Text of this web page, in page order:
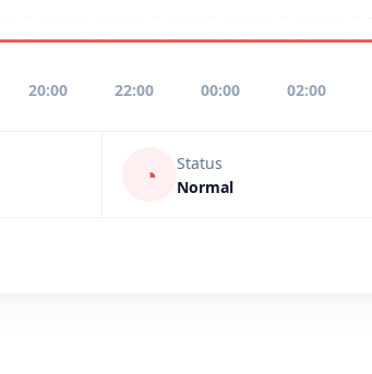
20:00 22:00 00:00 02:00
◔
Status
Normal